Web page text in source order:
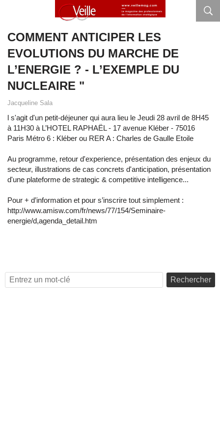
COMMENT ANTICIPER LES
EVOLUTIONS DU MARCHE DE
L’ENERGIE ? - L’EXEMPLE DU
NUCLEAIRE "
Jacqueline Sala
l s'agit d'un petit-déjeuner qui aura lieu le Jeudi 28 avril de 8H45
à 11H30 à L’HOTEL RAPHAËL - 17 avenue Kléber - 75016
Paris Métro 6 : Kléber ou RER A : Charles de Gaulle Etoile
Au programme, retour d'experience, présentation des enjeux du
secteur, illustrations de cas concrets d'anticipation, présentation
d'une plateforme de strategic & competitive intelligence...
Pour + d’information et pour s’inscrire tout simplement :
http://www.amisw.com/fr/news/77/154/Seminaire-
energie/d,agenda_detail.htm
Rechercher